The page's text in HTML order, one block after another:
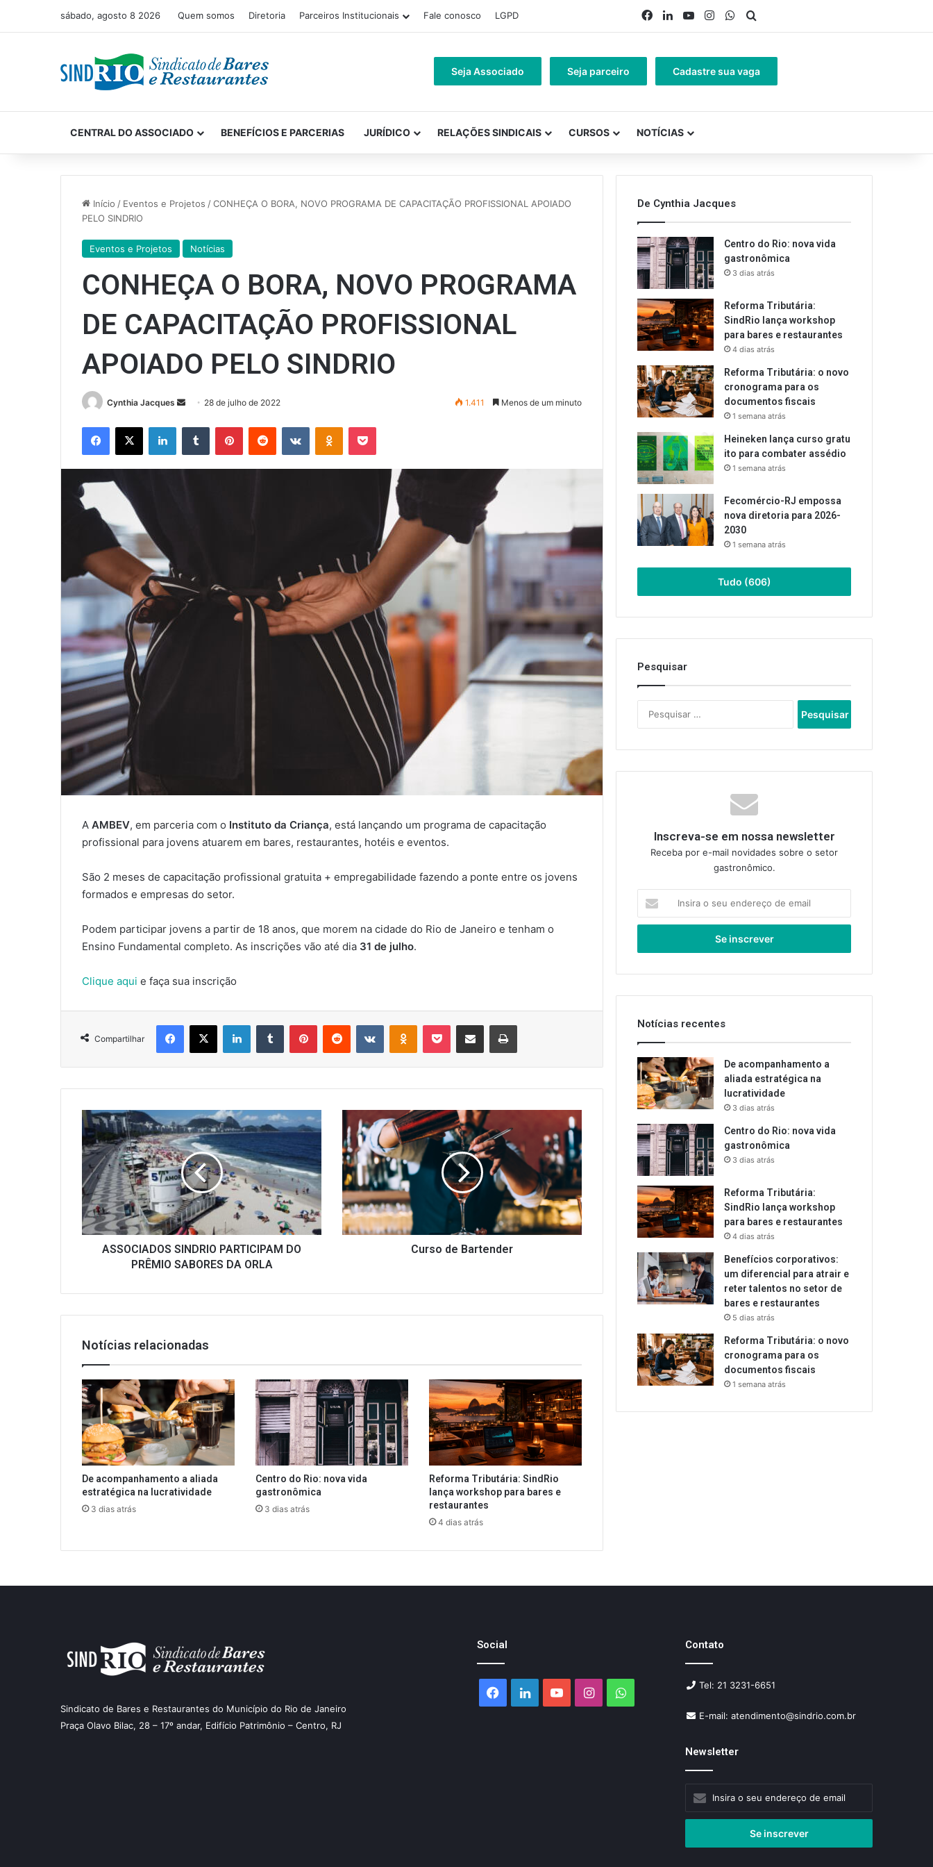
sábado, agosto 8 2026 Quem somos Diretoria Parceiros Institucionais Fale conosco LGPD Facebook
LinkedinYouTubeInstagramWhatsApp
Seja Associado Seja parceiro Cadastre sua vaga
CENTRAL DO ASSOCIADO BENEFÍCIOS E PARCERIAS JURÍDICO RELAÇÕES SINDICAIS CURSOS NOTÍCIAS
Início / Eventos e Projetos /CONHEÇA O BORA, NOVO PROGRAMA DE CAPACITAÇÃO PROFISSIONAL APOIADO
PELO SINDRIO
Eventos e Projetos Notícias
CONHEÇA O BORA, NOVO PROGRAMA
DE CAPACITAÇÃO PROFISSIONAL
APOIADO PELO SINDRIO
Cynthia Jacques
Mande28 de julho de 2022 1.411 Menos de um minuto
Facebook
X LinkedinTumblr PinterestReddit VK OK Pocket
A AMBEV, em parceria com o Instituto da Criança, está lançando um programa de capacitação
profissional para jovens atuarem em bares, restaurantes, hotéis e eventos.
São 2 meses de capacitação profissional gratuita + empregabilidade fazendo a ponte entre os jovens
formados e empresas do setor.
Podem participar jovens a partir de 18 anos, que morem na cidade do Rio de Janeiro e tenham o
Ensino Fundamental completo. As inscrições vão até dia 31 de julho.
Clique aqui e faça sua inscrição
Compartilhar
Facebook
X LinkedinTumblr PinterestReddit VK OK Pocket Compartilhar via e-mail Imprimir
ASSOCIADOS
SINDRIO
PARTICIPAM
DO
PRÊMIO
SABORES
DA
ORLA
ASSOCIADOS SINDRIO PARTICIPAM DO
PRÊMIO SABORES DA ORLA
Curso
de
Bartender
Curso de Bartender
Notícias relacionadas
De acompanhamento a aliada
estratégica na lucratividade
3 dias atrás
Centro do Rio: nova vida
gastronômica
3 dias atrás
Reforma Tributária: SindRio
lança workshop para bares e
restaurantes
4 dias atrás
De Cynthia Jacques
Centro do Rio: nova vida
gastronômica
3 dias atrás
Reforma Tributária:
SindRio lança workshop
para bares e restaurantes
4 dias atrás
Reforma Tributária: o novo
cronograma para os
documentos fiscais
1 semana atrás
Heineken lança curso gratu
ito para combater assédio
1 semana atrás
Fecomércio-RJ empossa
nova diretoria para 2026-
2030
1 semana atrás
Tudo (606)
Pesquisar
por:
Inscreva-se em nossa newsletter
Receba por e-mail novidades sobre o setor
gastronômico.
seu
de
Notícias recentes
De acompanhamento a
aliada estratégica na
lucratividade
3 dias atrás
Centro do Rio: nova vida
gastronômica
3 dias atrás
Reforma Tributária:
SindRio lança workshop
para bares e restaurantes
4 dias atrás
Benefícios corporativos:
um diferencial para atrair e
reter talentos no setor de
bares e restaurantes
5 dias atrás
Reforma Tributária: o novo
cronograma para os
documentos fiscais
1 semana atrás
Sindicato de Bares e Restaurantes do Município do Rio de Janeiro
Praça Olavo Bilac, 28 – 17º andar, Edifício Patrimônio – Centro, RJ
Social
Facebook
LinkedinYouTubeInstagramWhatsApp
Contato
Tel: 21 3231-6651
E-mail: atendimento@sindrio.com.br
Newsletter
seu
de